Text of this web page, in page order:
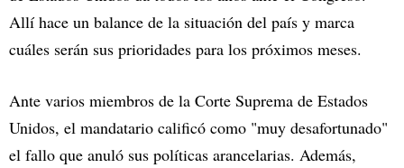
Allí hace un balance de la situación del país y marca
cuáles serán sus prioridades para los próximos meses.
Ante varios miembros de la Corte Suprema de Estados
Unidos, el mandatario calificó como "muy desafortunado"
el fallo que anuló sus políticas arancelarias. Además,